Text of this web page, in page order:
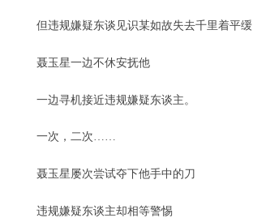
但违规嫌疑东谈见识某如故失去千里着平缓
聂玉星一边不休安抚他
一边寻机接近违规嫌疑东谈主。
一次，二次……
聂玉星屡次尝试夺下他手中的刀
违规嫌疑东谈主却相等警惕